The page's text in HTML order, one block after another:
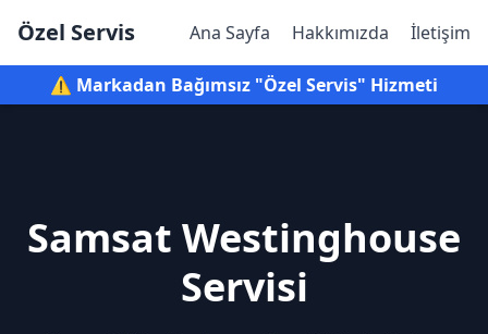
Özel Servis Ana Sayfa Hakkımızda İletişim
⚠️ Markadan Bağımsız "Özel Servis" Hizmeti
Samsat Westinghouse
Servisi